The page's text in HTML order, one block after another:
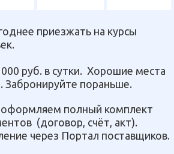
приезжать на курсы
руб. в сутки. Хорошие места
Забронируйте пораньше.
оформляем полный комплект
(договор, счёт, акт).
через Портал поставщиков.